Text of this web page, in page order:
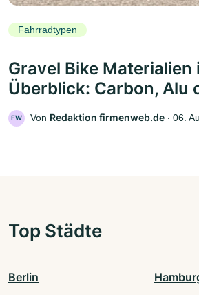
Fahrradtypen
Gravel Bike Materialien
Überblick: Carbon, Alu
FW Von Redaktion firmenweb.de ‧ 06.
Top Städte
Berlin